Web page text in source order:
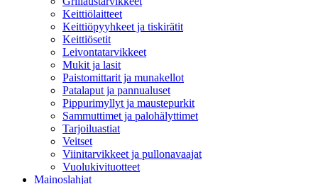
Keittiölaitteet
Keittiöpyyhkeet ja tiskirätit
Keittiösetit
Leivontatarvikkeet
Mukit ja lasit
Paistomittarit ja munakellot
Patalaput ja pannualuset
Pippurimyllyt ja maustepurkit
Sammuttimet ja palohälyttimet
Tarjoiluastiat
Veitset
Viinitarvikkeet ja pullonavaajat
Vuolukivituotteet
Mainoslahjat